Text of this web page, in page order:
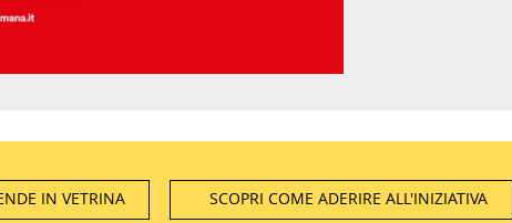
IN VETRINA SCOPRI COME ADERIRE ALL'INIZIATIVA